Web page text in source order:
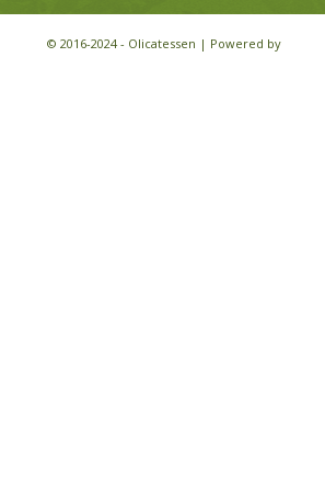
© 2016-2024 - Olicatessen | Powered by